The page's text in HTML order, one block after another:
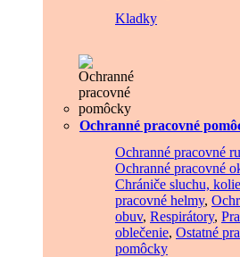
Kladky
Ochranné pracovné
Ochranné pracovné
Ochranné pracovné
Chrániče sluchu,
pracovné helmy,
obuv, Respirátory,
oblečenie, Ostatné
pomôcky